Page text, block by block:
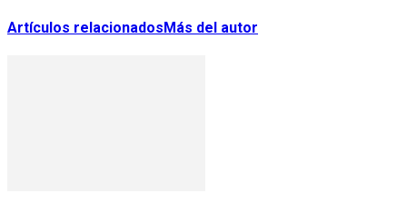
Artículos relacionadosMás del autor